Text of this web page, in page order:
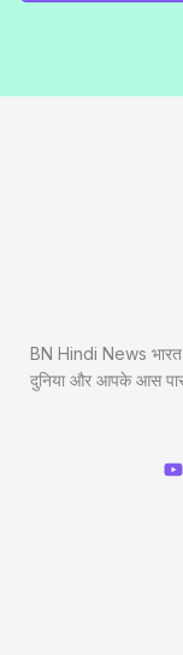
BN Hindi News
दुनिया और आपके आस